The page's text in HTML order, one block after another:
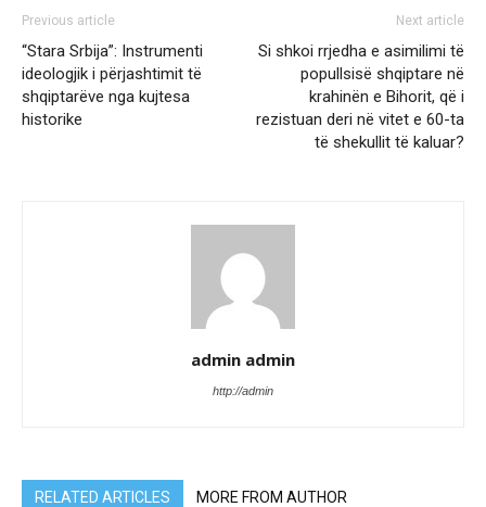
Previous article
“Stara Srbija”: Instrumenti
ideologjik i përjashtimit të
shqiptarëve nga kujtesa
historike
Next article
Si shkoi rrjedha e asimilimi të
popullsisë shqiptare në
krahinën e Bihorit, që i
rezistuan deri në vitet e 60-ta
të shekullit të kaluar?
admin admin
http://admin
RELATED ARTICLES MORE FROM AUTHOR